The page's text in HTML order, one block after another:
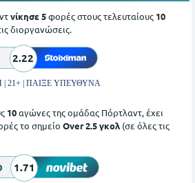
νίκησε 5φορές στους τελευταίους 10
διοργανώσεις.
2.22
| 21+ | ΠΑΙΞΕ ΥΠΕΥΘΥΝΑ
10αγώνες της ομάδας Πόρτλαντ, έχει
το σημείο Over 2.5 γκολ (σε όλες τις
1.71